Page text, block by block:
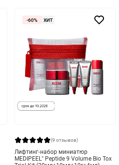
-60% ХИТ
(9 отзывов)
Лифтинг‑набор миниатюр
MEDIPEEL⁺ Peptide 9 Volume Bio Tox